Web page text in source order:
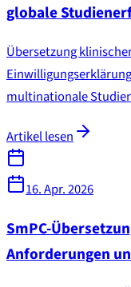
globale
Übersetzung
multinationale
Artikel lesen
16. Apr. 2026
SmPC-
Anforderungen